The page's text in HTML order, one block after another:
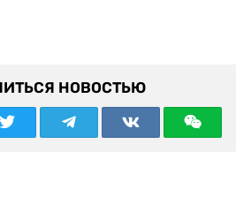
НОВОСТЬЮ